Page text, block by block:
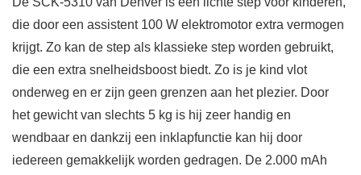
die door een assistent 100 W elektromotor extra vermogen
krijgt. Zo kan de step als klassieke step worden gebruikt,
die een extra snelheidsboost biedt. Zo is je kind vlot
onderweg en er zijn geen grenzen aan het plezier. Door
het gewicht van slechts 5 kg is hij zeer handig en
wendbaar en dankzij een inklapfunctie kan hij door
iedereen gemakkelijk worden gedragen. De 2.000 mAh